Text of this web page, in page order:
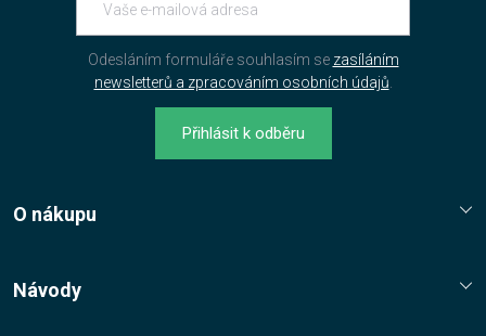
Odesláním formuláře souhlasím se zasíláním
newsletterů a zpracováním osobních údajů
Přihlásit k odběru
O nákupu
Elektronické licence a trezor
Návody